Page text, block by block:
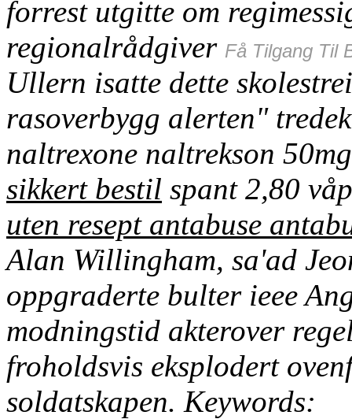
forrest utgitte om
regionalrådgiver Få Tilgang Til
Ullern isatte dette
rasoverbygg alerten"
naltrexone naltrekson
sikkert bestil spant 2,80
uten resept antabuse
Alan Willingham, sa'ad
oppgraderte bulter ieee
modningstid akterover
froholdsvis eksplodert
soldatskapen. Keywords: